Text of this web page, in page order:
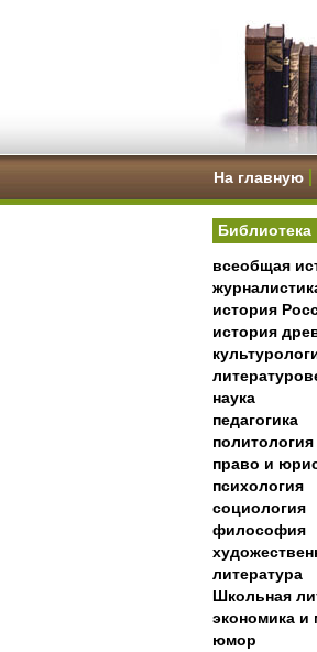
На главную
Библиотека
всеобщая
история
история
наука
педагогика
политология
право и
психология
социология
философия
литература
Школьная
экономика и
юмор